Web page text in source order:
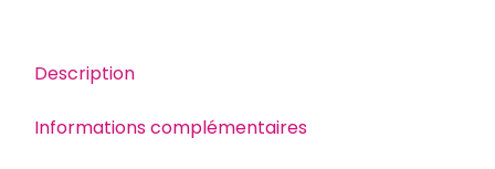
Description
Informations complémentaires